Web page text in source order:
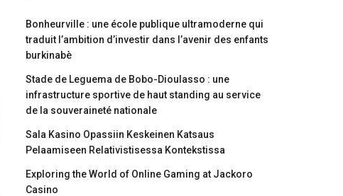
Bonheurville : une école publique ultramoderne qui
traduit l’ambition d’investir dans l’avenir des enfants
burkinabè
Stade de Leguema de Bobo-Dioulasso : une
infrastructure sportive de haut standing au service
de la souveraineté nationale
Sala Kasino Opassiin Keskeinen Katsaus
Pelaamiseen Relativistisessa Kontekstissa
Exploring the World of Online Gaming at Jackoro
Casino